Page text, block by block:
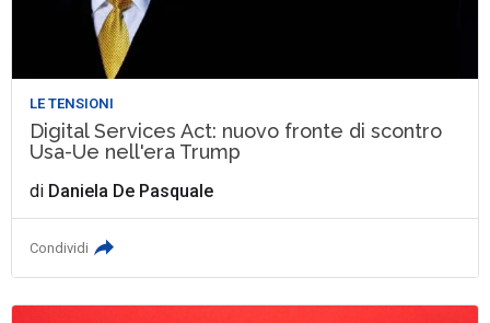
LE TENSIONI
Digital Services Act: nuovo fronte di scontro
Usa-Ue nell'era Trump
di Daniela De Pasquale
Condividi